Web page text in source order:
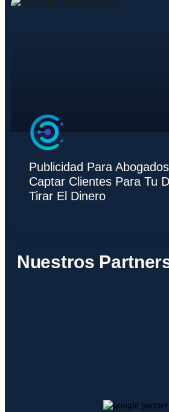
Publicidad Para
Captar Clientes Para Tu
Tirar El Dinero
Nuestros